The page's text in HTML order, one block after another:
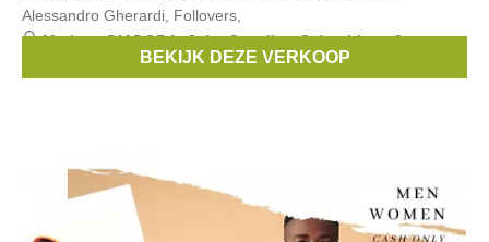
Alessandro Gherardi, Follovers,
Merken:DIADORA,John Smedley,Schneiders,Jucca,
BEKIJK DEZE VERKOOP